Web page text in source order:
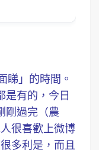
睇」的時間。
是有的，今日
剛過完（農
很喜歡上微博
多利是，而且